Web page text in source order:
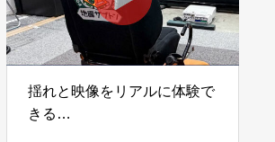
揺れと映像をリアルに体験で
きる